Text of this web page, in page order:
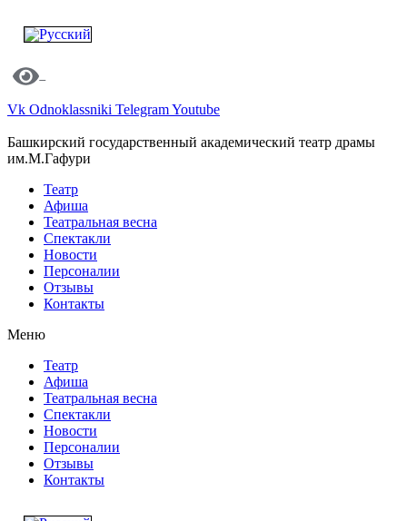
Vk Odnoklassniki TelegramYoutube
Башкирский государственный академический театр драмы
им.М.Гафури
Театр
Афиша
Театральная весна
Спектакли
Новости
Персоналии
Отзывы
Контакты
Меню
Театр
Афиша
Театральная весна
Спектакли
Новости
Персоналии
Отзывы
Контакты